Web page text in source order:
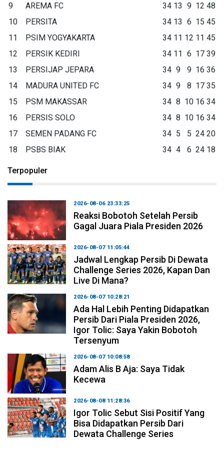
9
AREMA FC 34 13 9 12 48
10
PERSITA 34 13 6 15 45
11
PSIM YOGYAKARTA 34 11 12 11 45
12
PERSIK KEDIRI 34 11 6 17 39
13
PERSIJAP JEPARA 34 9 9 16 36
14
MADURA UNITED FC 34 9 8 17 35
15
PSM MAKASSAR 34 8 10 16 34
16
PERSIS SOLO 34 8 10 16 34
17
SEMEN PADANG FC 34 5 5 24 20
18
PSBS BIAK 34 4 6 24 18
Terpopuler
2026-08-06 23:33:25
Reaksi Bobotoh Setelah Persib
Gagal Juara Piala Presiden 2026
2026-08-07 11:05:44
Jadwal Lengkap Persib Di Dewata
Challenge Series 2026, Kapan Dan
Live Di Mana?
2026-08-07 10:28:21
Ada Hal Lebih Penting Didapatkan
Persib Dari Piala Presiden 2026,
Igor Tolic: Saya Yakin Bobotoh
Tersenyum
2026-08-07 10:08:58
Adam Alis B Aja: Saya Tidak
Kecewa
2026-08-08 11:28:36
Igor Tolic Sebut Sisi Positif Yang
Bisa Didapatkan Persib Dari
Dewata Challenge Series